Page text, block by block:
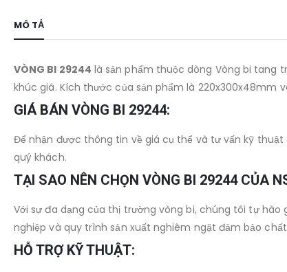
MÔ TẢ
VÒNG BI 29244 là sản phẩm thuộc dòng Vòng bi tang
khúc giá. Kích thước của sản phẩm là 220x300x48mm
GIÁ BÁN VÒNG BI 29244:
Để nhận được thông tin về giá cụ thể và tư vấn kỹ
quý khách.
TẠI SAO NÊN CHỌN VÒNG BI 29244 CỦA
Với sự đa dạng của thị trường vòng bi, chúng tôi tự hào
nghiệp và quy trình sản xuất nghiêm ngặt đảm bảo
HỖ TRỢ KỸ THUẬT: